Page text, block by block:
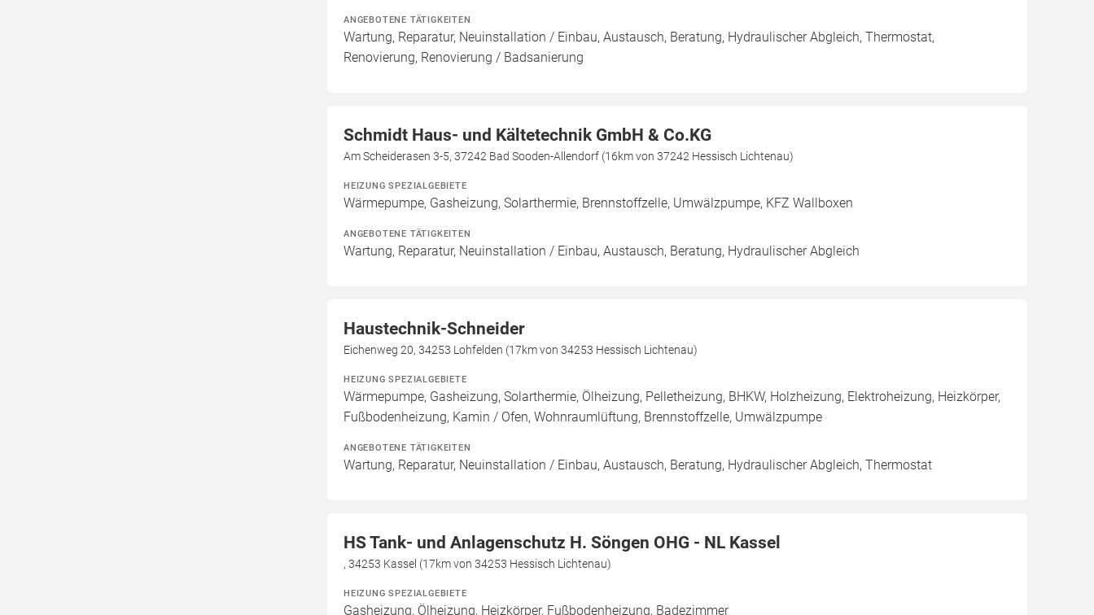
ANGEBOTENE TÄTIGKEITEN
Wartung, Reparatur, Neuinstallation / Einbau, Austausch, Beratung, Hydraulischer Abgleich, Thermostat,
Renovierung, Renovierung / Badsanierung
Schmidt Haus- und Kältetechnik GmbH & Co.KG
Am Scheiderasen 3-5, 37242 Bad Sooden-Allendorf (16km von 37242 Hessisch Lichtenau)
HEIZUNG SPEZIALGEBIETE
Wärmepumpe, Gasheizung, Solarthermie, Brennstoffzelle, Umwälzpumpe, KFZ Wallboxen
ANGEBOTENE TÄTIGKEITEN
Wartung, Reparatur, Neuinstallation / Einbau, Austausch, Beratung, Hydraulischer Abgleich
Haustechnik-Schneider
Eichenweg 20, 34253 Lohfelden (17km von 34253 Hessisch Lichtenau)
HEIZUNG SPEZIALGEBIETE
Wärmepumpe, Gasheizung, Solarthermie, Ölheizung, Pelletheizung, BHKW, Holzheizung, Elektroheizung, Heizkörper,
Fußbodenheizung, Kamin / Ofen, Wohnraumlüftung, Brennstoffzelle, Umwälzpumpe
ANGEBOTENE TÄTIGKEITEN
Wartung, Reparatur, Neuinstallation / Einbau, Austausch, Beratung, Hydraulischer Abgleich, Thermostat
HS Tank- und Anlagenschutz H. Söngen OHG - NL Kassel
, 34253 Kassel (17km von 34253 Hessisch Lichtenau)
HEIZUNG SPEZIALGEBIETE
Gasheizung, Ölheizung, Heizkörper, Fußbodenheizung, Badezimmer